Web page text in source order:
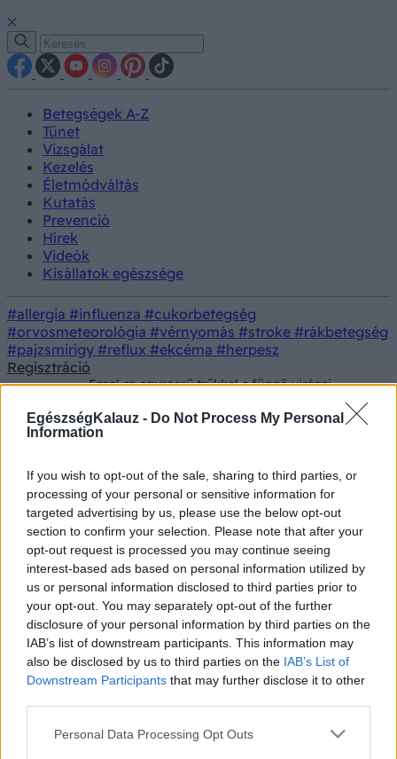
EgészségKalauz - Do Not Process My Personal
Information
If you wish to opt-out of the sale, sharing to third parties, or
processing of your personal or sensitive information for
targeted advertising by us, please use the below opt-out
section to confirm your selection. Please note that after your
opt-out request is processed you may continue seeing
interest-based ads based on personal information utilized by
us or personal information disclosed to third parties prior to
your opt-out. You may separately opt-out of the further
disclosure of your personal information by third parties on the
IAB’s list of downstream participants. This information may
also be disclosed by us to third parties on the IAB’s List of
Downstream Participants that may further disclose it to other
Please note that this website/app uses one or more Google
Personal Data Processing Opt Outs
Betegségek A-Z
Tünet
Vizsgálat
Kezelés
Életmódváltás
Kutatás
Prevenció
Hírek
Videók
Kisállatok egészsége
#allergia #influenza #cukorbetegség
#orvosmeteorológia #vérnyomás #stroke #rákbetegség
#pajzsmirigy #reflux #ekcéma #herpesz
Regisztráció
Ezzel az egyszerű trükkel a függő virágai
nagyobb eséllyel élik túl a berobbanó meleget
– csak dobja ezt a földbe!
virágai nagyobb eséllyel élik túl a
berobbanó meleget – csak dobja
ezt a földbe!